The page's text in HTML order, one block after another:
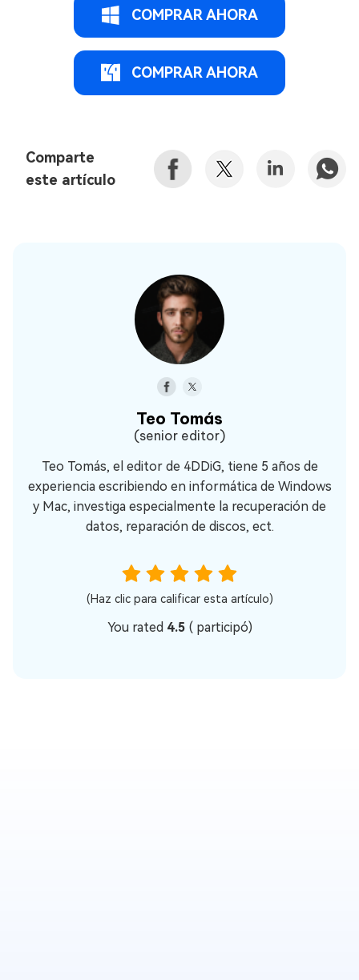
COMPRAR AHORA
COMPRAR AHORA
Comparte
este artículo
Teo Tomás
(senior editor)
Teo Tomás, el editor de 4DDiG, tiene 5 años de
experiencia escribiendo en informática de Windows
y Mac, investiga especialmente la recuperación de
datos, reparación de discos, ect.
(Haz clic para calificar esta artículo)
You rated 4.5 ( participó)